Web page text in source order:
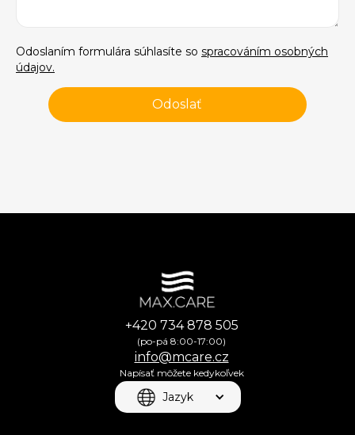
Odoslaním formulára súhlasíte so spracováním osobných
údajov.
+420 734 878 505
(po-pá 8:00-17:00)
info@mcare.cz
Napísať môžete kedykoľvek
Jazyk